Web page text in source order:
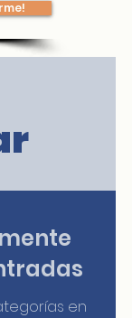
en